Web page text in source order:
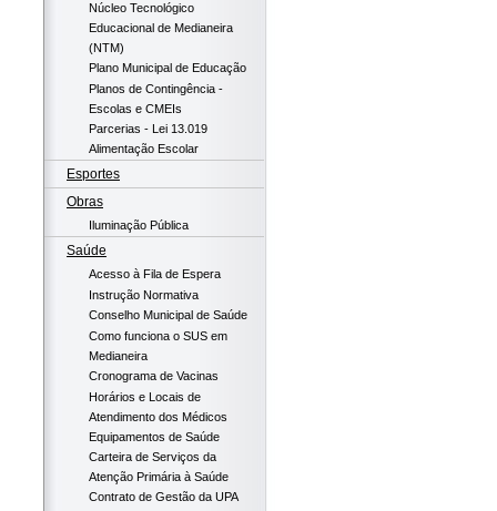
Núcleo Tecnológico
Educacional de Medianeira
(NTM)
Plano Municipal de Educação
Planos de Contingência -
Escolas e CMEIs
Parcerias - Lei 13.019
Alimentação Escolar
Esportes
Obras
Iluminação Pública
Saúde
Acesso à Fila de Espera
Instrução Normativa
Conselho Municipal de Saúde
Como funciona o SUS em
Medianeira
Cronograma de Vacinas
Horários e Locais de
Atendimento dos Médicos
Equipamentos de Saúde
Carteira de Serviços da
Atenção Primária à Saúde
Contrato de Gestão da UPA